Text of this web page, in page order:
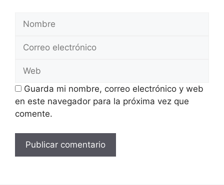
Nombre
Correo
Web
Guarda mi nombre, correo electrónico y web
en este navegador para la próxima vez que
comente.